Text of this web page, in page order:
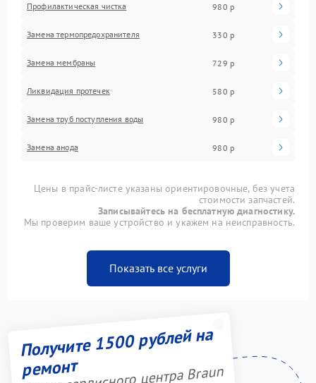
Профилактическая чистка 980 р
Замена термопредохранителя 330 р
Замена мембраны 729 р
Ликвидация протечек 580 р
Замена труб поступления воды 980 р
Замена анода 980 р
Цены в прайс-листе указаны ориентировочные, без учета
стоимости запчастей.
Записывайтесь на бесплатную диагностику.
Мы проверим ваше устройство и укажем на неисправность.
Показать все услуги
Получите 1500 рублей на
ремонт